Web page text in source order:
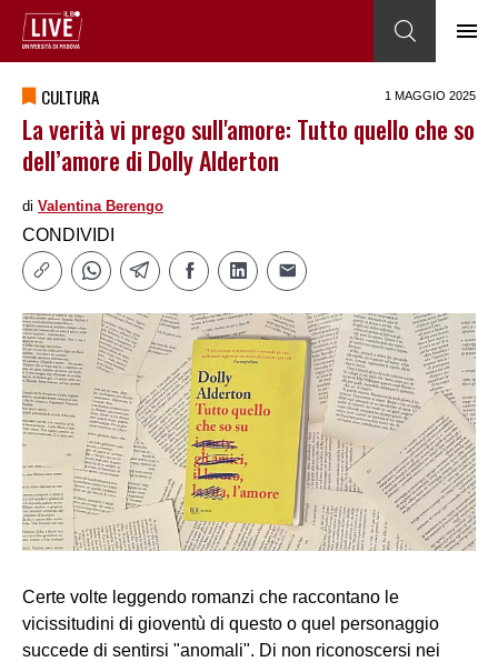
CULTURA 1 MAGGIO 2025
La verità vi prego sull'amore: Tutto quello che so
dell’amore di Dolly Alderton
di Valentina Berengo
CONDIVIDI
Certe volte leggendo romanzi che raccontano le
vicissitudini di gioventù di questo o quel personaggio
succede di sentirsi "anomali". Di non riconoscersi nei